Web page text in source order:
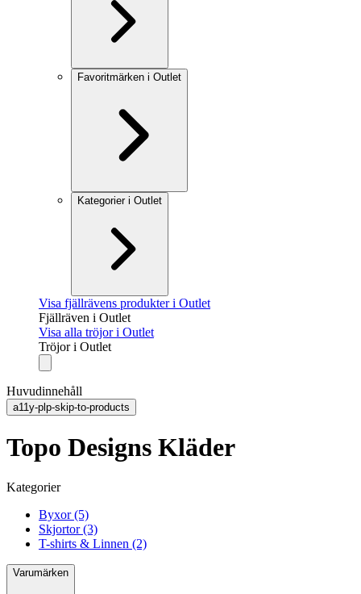
Favoritmärken i Outlet
Kategorier i Outlet
Visa fjällrävens produkter i Outlet
Fjällräven i Outlet
Visa alla tröjor i Outlet
Tröjor i Outlet
Huvudinnehåll
a11y-plp-skip-to-products
Topo Designs Kläder
Kategorier
Byxor (5)
Skjortor (3)
T-shirts & Linnen (2)
Varumärken